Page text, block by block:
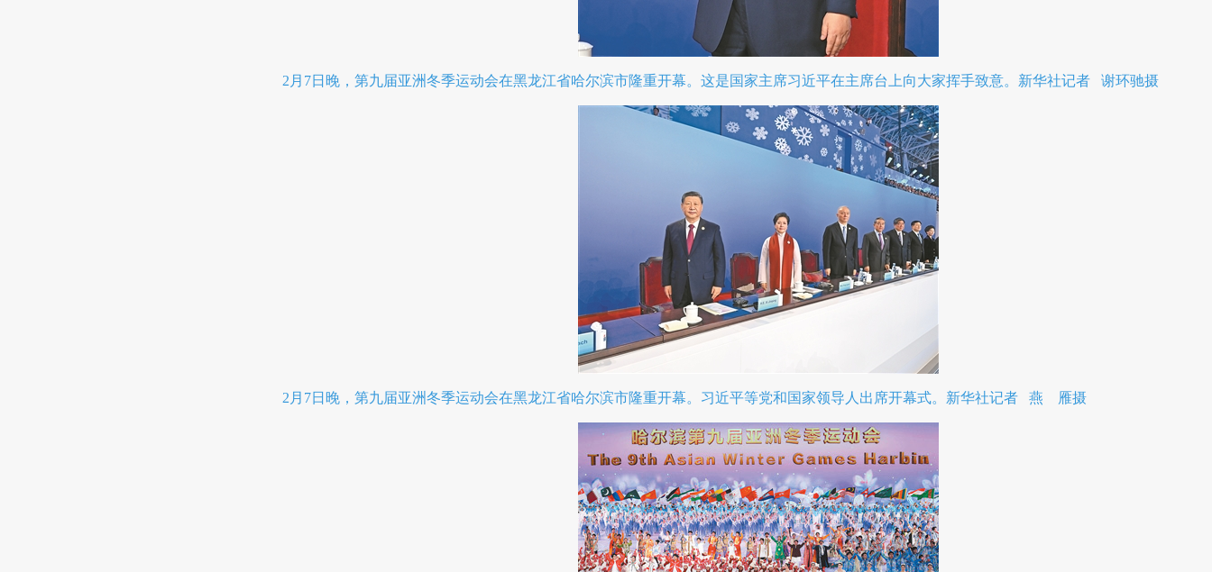
2月7日晚，第九届亚洲冬季运动会在黑龙江省哈尔滨市隆重开幕。这是国家主席习近平在主席台上向大家挥手致意。新华社记者 谢环驰摄
2月7日晚，第九届亚洲冬季运动会在黑龙江省哈尔滨市隆重开幕。习近平等党和国家领导人出席开幕式。新华社记者 燕 雁摄